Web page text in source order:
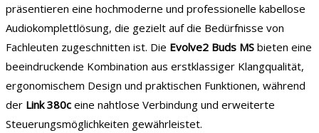
präsentieren eine hochmoderne und professionelle kabellose
Audiokomplettlösung, die gezielt auf die Bedürfnisse von
Fachleuten zugeschnitten ist. Die Evolve2 Buds MS bieten eine
beeindruckende Kombination aus erstklassiger Klangqualität,
ergonomischem Design und praktischen Funktionen, während
der Link 380c eine nahtlose Verbindung und erweiterte
Steuerungsmöglichkeiten gewährleistet.